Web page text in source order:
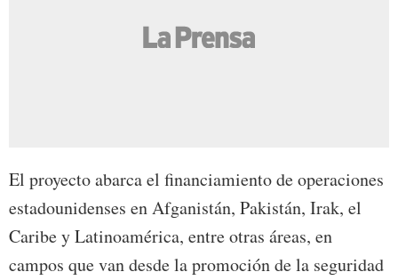
El proyecto abarca el financiamiento de operaciones
estadounidenses en Afganistán, Pakistán, Irak, el
Caribe y Latinoamérica, entre otras áreas, en
campos que van desde la promoción de la seguridad